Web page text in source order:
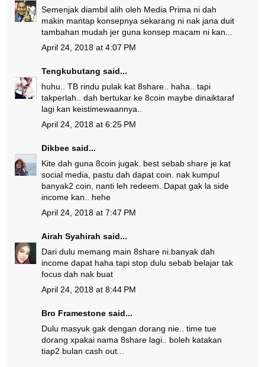
Semenjak diambil alih oleh Media Prima ni dah
makin mantap konsepnya sekarang ni nak jana duit
tambahan mudah jer guna konsep macam ni kan...
April 24, 2018 at 4:07 PM
Tengkubutang said...
huhu.. TB rindu pulak kat 8share.. haha.. tapi
takperlah.. dah bertukar ke 8coin maybe dinaiktaraf
lagi kan keistimewaannya..
April 24, 2018 at 6:25 PM
Dikbee said...
Kite dah guna 8coin jugak. best sebab share je kat
social media, pastu dah dapat coin. nak kumpul
banyak2 coin, nanti leh redeem. Dapat gak la side
income kan.. hehe
April 24, 2018 at 7:47 PM
Airah Syahirah said...
Dari dulu memang main 8share ni.banyak dah
income dapat haha tapi stop dulu sebab belajar tak
focus dah nak buat
April 24, 2018 at 8:44 PM
Bro Framestone said...
Dulu masyuk gak dengan dorang nie.. time tue
dorang xpakai nama 8share lagi.. boleh katakan
tiap2 bulan cash out...